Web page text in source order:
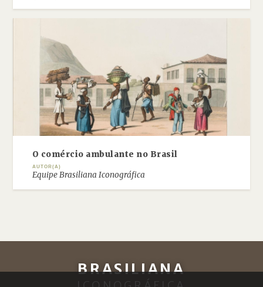
O comércio ambulante no Brasil
AUTOR(A)
Equipe Brasiliana Iconográfica
BRASILIANA